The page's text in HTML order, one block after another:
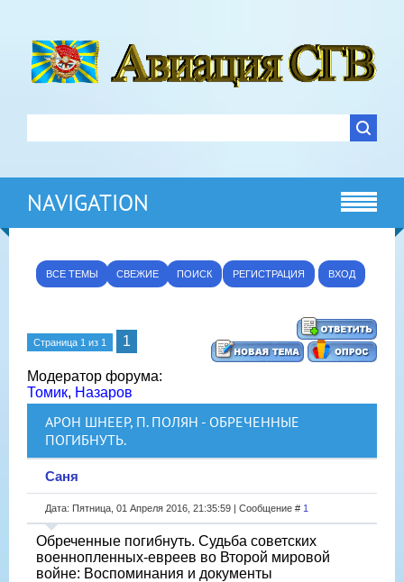
NAVIGATION
ВСЕ ТЕМЫ СВЕЖИЕ ПОИСК РЕГИСТРАЦИЯ ВХОД
Страница 1 из 1 1
Модератор форума:
Томик, Назаров
АРОН ШНЕЕР, П. ПОЛЯН - ОБРЕЧЕННЫЕ
ПОГИБНУТЬ.
Саня
Дата: Пятница, 01 Апреля 2016, 21:35:59 | Сообщение # 1
Обреченные погибнуть. Судьба советских
военнопленных-евреев во Второй мировой
войне: Воспоминания и документы